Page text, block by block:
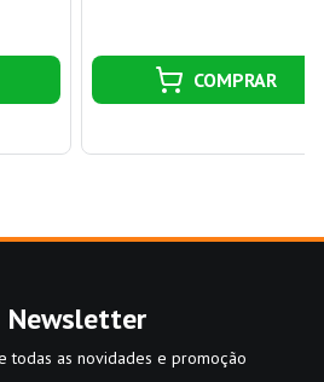
COMPRAR
Newsletter
todas as novidades e promoção